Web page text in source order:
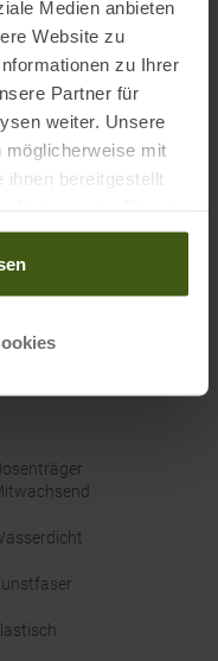
Medien anbieten
Website zu
zu Ihrer
Partner für
weiter. Unsere
möglicherweise mit
ihnen bereitgestellt